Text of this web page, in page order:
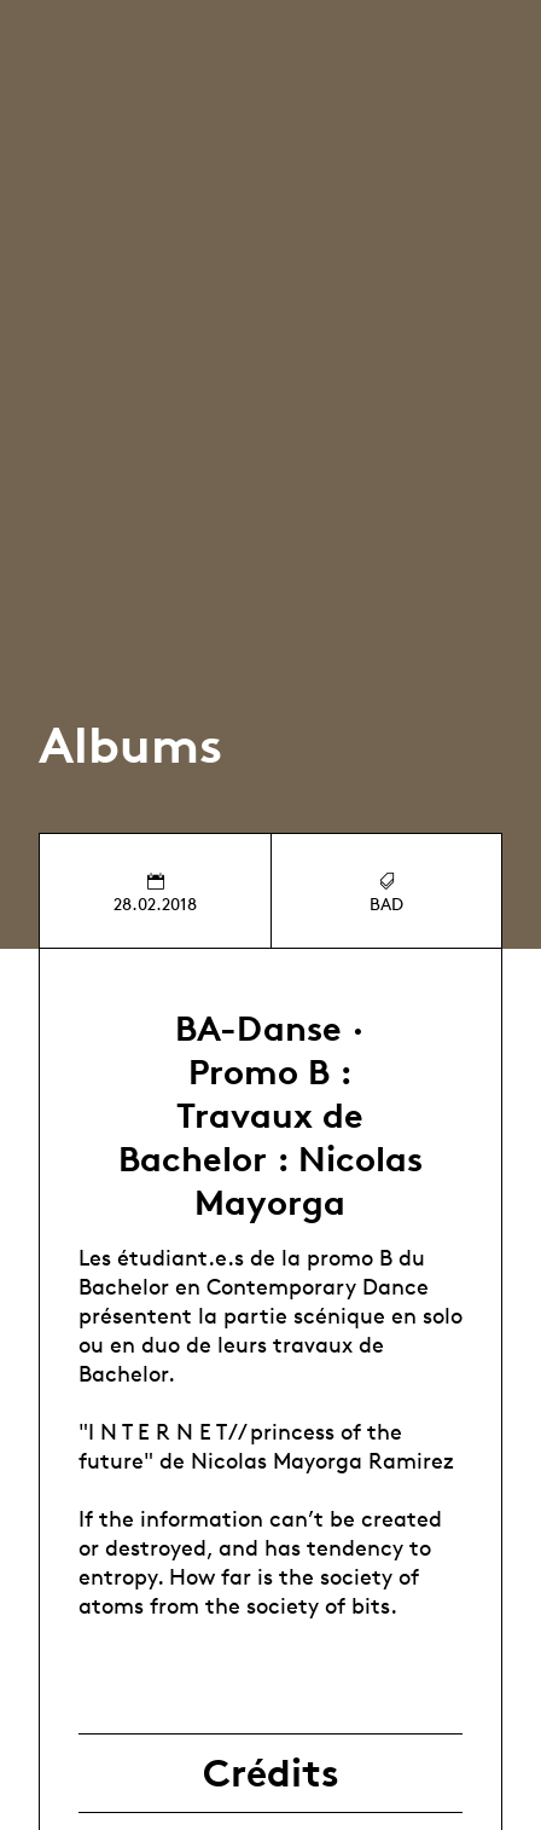
Albums
28.02.2018 BAD
BA-Danse ·
Promo B :
Travaux de
Bachelor : Nicolas
Mayorga
Les étudiant.e.s de la promo B du
Bachelor en Contemporary Dance
présentent la partie scénique en solo
ou en duo de leurs travaux de
Bachelor.
"I N T E R N E T // princess of the
future" de Nicolas Mayorga Ramirez
If the information can’t be created
or destroyed, and has tendency to
entropy. How far is the society of
atoms from the society of bits.
Crédits